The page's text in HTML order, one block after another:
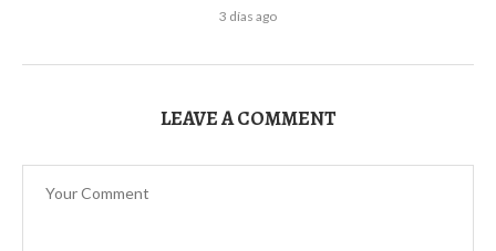
3 días ago
LEAVE A COMMENT